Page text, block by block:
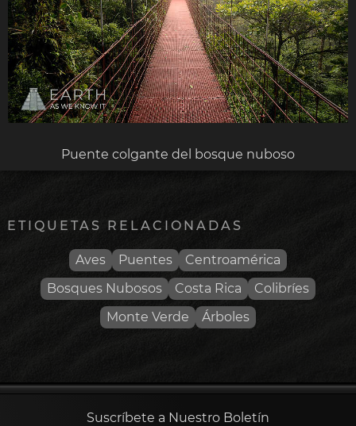
Puente colgante del bosque nuboso
ETIQUETAS RELACIONADAS
Aves Puentes
Centroamérica
Bosques Nubosos
Costa Rica
Colibríes
Monte Verde
Árboles
Suscríbete a Nuestro Boletín